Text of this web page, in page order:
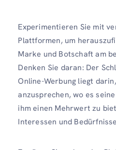
Experimentieren Sie mit
Plattformen, um
Marke und Botschaft am
Denken Sie daran: Der
Online-Werbung liegt
anzusprechen, wo es
ihm einen Mehrwert zu
Interessen und